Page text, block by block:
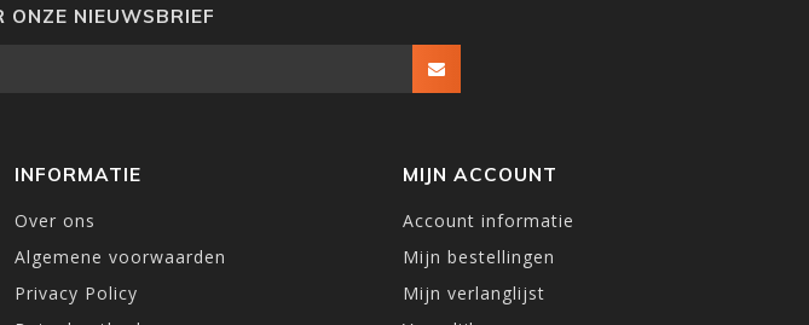
ONZE NIEUWSBRIEF
INFORMATIE
Over ons
Algemene voorwaarden
Privacy Policy
MIJN ACCOUNT
Account informatie
Mijn bestellingen
Mijn verlanglijst